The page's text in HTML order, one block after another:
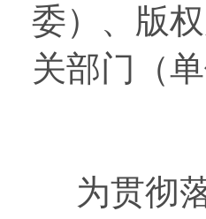
委）、版
关部门（
为贯彻落